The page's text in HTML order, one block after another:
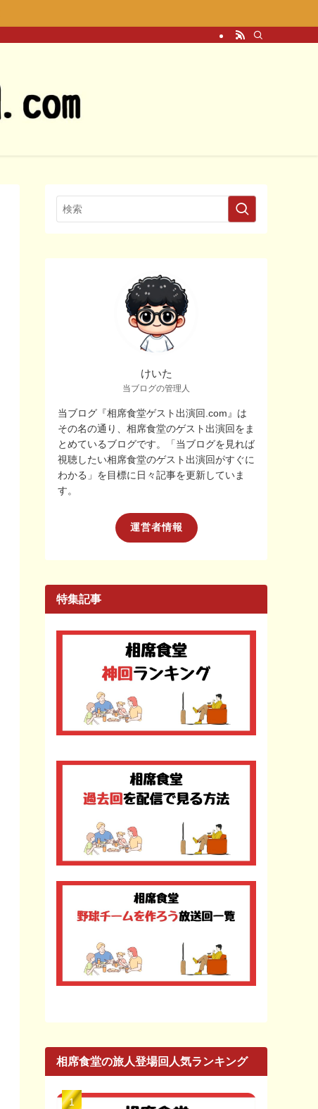
けいた
当ブログの管理人
当ブログ『相席食堂ゲスト出演回.com』は
その名の通り、相席食堂のゲスト出演回をま
とめているブログです。「当ブログを見れば
視聴したい相席食堂のゲスト出演回がすぐに
わかる」を目標に日々記事を更新していま
す。
運営者情報
特集記事
相席食堂の旅人登場回人気ランキング